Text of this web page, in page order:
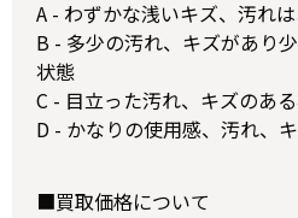
A - わずかな浅いキズ、汚れ
B - 多少の汚れ、キズがあり
状態
C - 目立った汚れ、キズのあ
D - かなりの使用感、汚れ、
■買取価格について